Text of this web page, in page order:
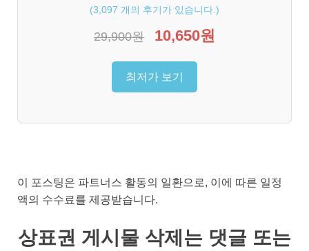
(3,097 개의 후기가 있습니다.)
29,900원 10,650원
최저가 보기
이 포스팅은 파트너스 활동의 일환으로, 이에 따른 일정
액의 수수료를 제공받습니다.
상표권 게시물 삭제는 댓글 또는